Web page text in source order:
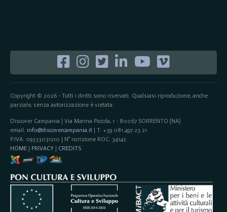
Copyright © 2026 - Tutti i diritti sono riservati. Qualsiasi riproduzione, anche
parziale, senza autorizzazione è vietata.
Discover Campania | Via Marina Piccola, 1 - 80067 SORRENTO (NA)
email: info@discovercampania.it| T. +39 081.497.23.21
P.IVA: 09333031210 | N° iscrizione ROC: 34142
HOME| PRIVACY | CREDITS